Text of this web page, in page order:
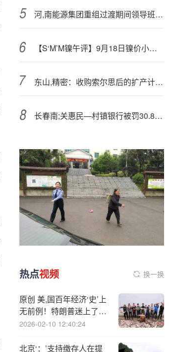
河,南能源集团重组过渡期间领导班子公布，杨恒任董事长
【S‘M’M镍午评】9月18日镍价小幅下跌，美联储宣布降息25个基点
东山,精密：收购索尔思后的扩产计划将聚焦高端光模块的需求
长春南;关惠民—村镇银行被罚30.85万元：未按规定履行客户身份识别义务
热点视频 换一换
原创 美,国百年经济‘史’上
无前例！特朗普迷上了
“世上最高级的谎言”：统
2026-02-10 12:40:24
北京‘：’支持缴存人在提